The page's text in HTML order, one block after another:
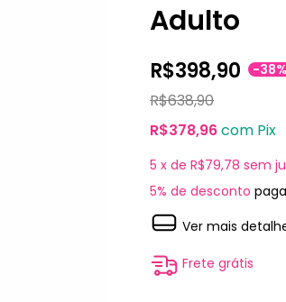
Adulto
R$398,90 -38%
R$638,90
R$378,96com Pix
5 x de R$79,78 sem
5% de desconto
Ver mais
Frete grátis